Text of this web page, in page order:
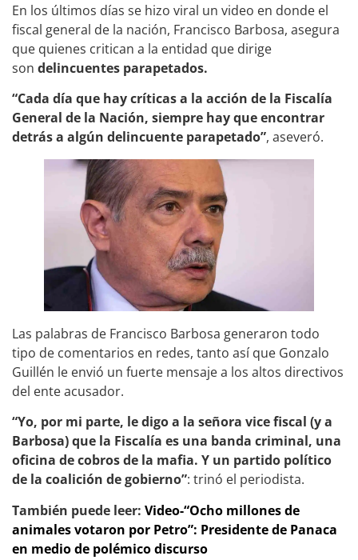
En los últimos días se hizo viral un video en donde el
fiscal general de la nación, Francisco Barbosa, asegura
que quienes critican a la entidad que dirige
son delincuentes parapetados.
“Cada día que hay críticas a la acción de la Fiscalía
General de la Nación, siempre hay que encontrar
detrás a algún delincuente parapetado”, aseveró.
Las palabras de Francisco Barbosa generaron todo
tipo de comentarios en redes, tanto así que Gonzalo
Guillén le envió un fuerte mensaje a los altos directivos
del ente acusador.
“Yo, por mi parte, le digo a la señora vice fiscal (y a
Barbosa) que la Fiscalía es una banda criminal, una
oficina de cobros de la mafia. Y un partido político
de la coalición de gobierno”: trinó el periodista.
También puede leer: Video-“Ocho millones de
animales votaron por Petro”: Presidente de Panaca
en medio de polémico discurso